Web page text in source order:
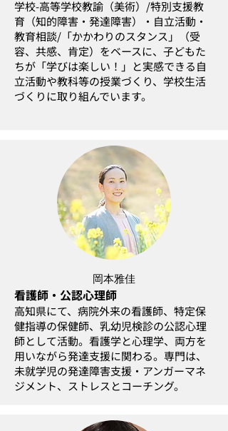
学校-高等学校教諭（美術）/特別支援教
育（知的障害・発達障害）・自立活動・
教育相談/「かかわりのスタンス」（受
容、共感、肯定）をベースに、子どもた
ちが「学びは楽しい！」と実感できる自
立活動や教科等の授業づくり、学校生活
づくりに取り組んでいます。
岡本雅佳
看護師・公認心理師
高知県にて、病院外来の看護師、特定保
健指導の保健師、乳幼児検診の公認心理
師として活動。 看護学と心理学、両方を
用いながら発達支援に関わる。 専門は、
未就学児の発達障害支援・ アンガーマネ
ジメント、ストレスとコーチング。